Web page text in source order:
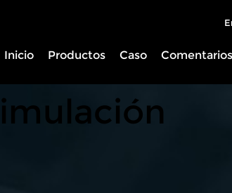
Inicio Productos Caso Comentarios